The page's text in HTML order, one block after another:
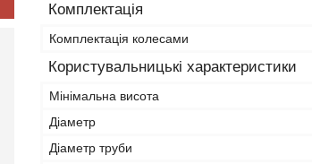
Комплектація
Комплектація колесами
Користувальницькі характеристики
Мінімальна висота
Діаметр
Діаметр труби